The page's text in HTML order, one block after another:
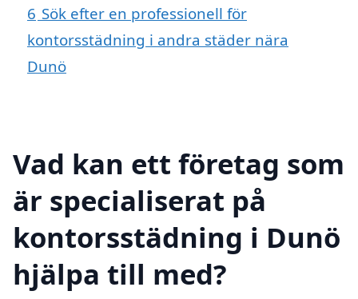
6 Sök efter en professionell för
kontorsstädning i andra städer nära
Dunö
Vad kan ett företag som
är specialiserat på
kontorsstädning i Dunö
hjälpa till med?